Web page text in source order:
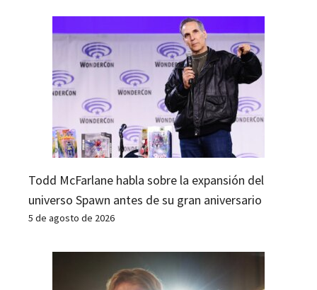
Todd McFarlane habla sobre la expansión del
universo Spawn antes de su gran aniversario
5 de agosto de 2026